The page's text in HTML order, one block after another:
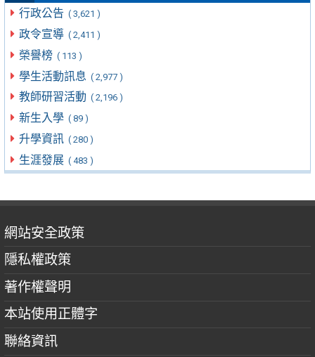
行政公告 ( 3,621 )
政令宣導 ( 2,411 )
榮譽榜 ( 113 )
學生活動訊息 ( 2,977 )
教師研習活動 ( 2,196 )
新生入學 ( 89 )
升學資訊 ( 280 )
生涯發展 ( 483 )
網站安全政策
隱私權政策
著作權聲明
本站使用正體字
聯絡資訊